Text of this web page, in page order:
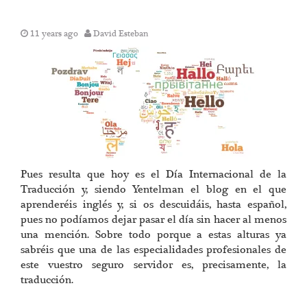
11 years ago David Esteban
Pues resulta que hoy es el Día Internacional de la
Traducción y, siendo Yentelman el blog en el que
aprenderéis inglés y, si os descuidáis, hasta español,
pues no podíamos dejar pasar el día sin hacer al menos
una mención. Sobre todo porque a estas alturas ya
sabréis que una de las especialidades profesionales de
este vuestro seguro servidor es, precisamente, la
traducción.